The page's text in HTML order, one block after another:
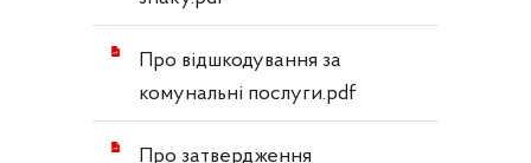
Про відшкодування за
комунальні послуги.pdf
Про затвердження